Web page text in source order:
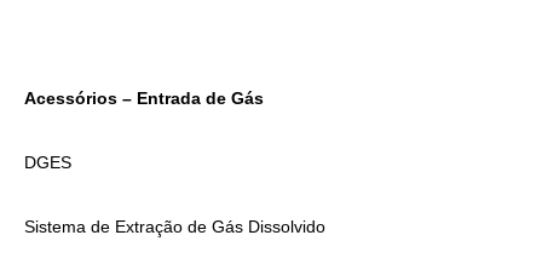
Acessórios – Entrada de Gás
DGES
Sistema de Extração de Gás Dissolvido